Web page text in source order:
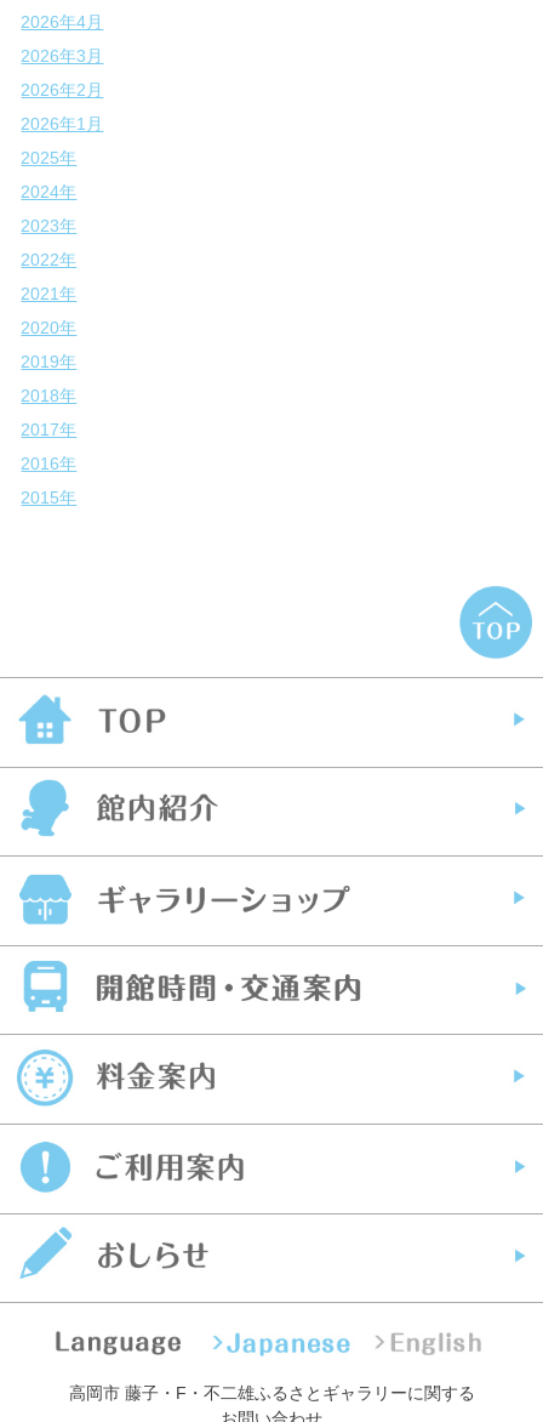
2026年4月
2026年3月
2026年2月
2026年1月
2025年
2024年
2023年
2022年
2021年
2020年
2019年
2018年
2017年
2016年
2015年
高岡市 藤子・F・不二雄ふるさとギャラリーに関する